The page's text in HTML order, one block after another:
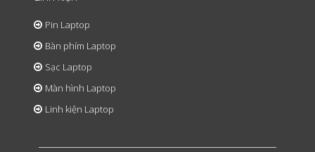
Pin Laptop
Bàn phím Laptop
Sạc Laptop
Màn hình Laptop
Linh kiện Laptop